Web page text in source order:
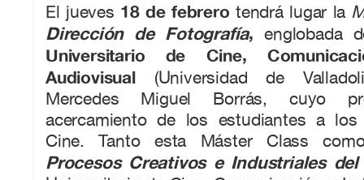
El jueves 18 de febrero tendrá lugar la
Dirección de Fotografía,englobada
Universitario de Cine,
Audiovisual (Universidad de
Mercedes Miguel Borrás, cuyo
acercamiento de los estudiantes a los
Cine. Tanto esta Máster Class
Procesos Creativos e Industriales